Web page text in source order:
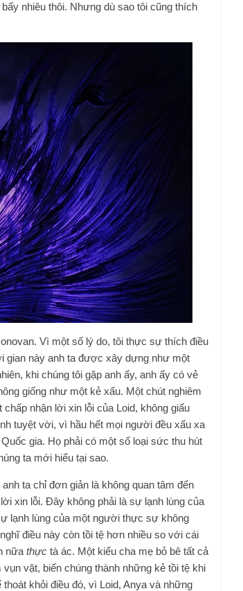
nhiêu thôi. Nhưng dù sao tôi cũng thích
Vì một số lý do, tôi thực sự thích điều
gian này anh ta được xây dựng như một
khi chúng tôi gặp anh ấy, anh ấy có vẻ
giống như một kẻ xấu. Một chút nghiêm
nhận lời xin lỗi của Loid, không giấu
tuyệt vời, vì hầu hết mọi người đều xấu xa
gia. Họ phải có một số loại sức thu hút
ta mới hiểu tại sao.
ta chỉ đơn giản là không quan tâm đến
xin lỗi. Đây không phải là sự lạnh lùng của
lạnh lùng của một người thực sự không
điều này còn tồi tệ hơn nhiều so với cái
nữa thực tà ác. Một kiểu cha mẹ bỏ bê tất cả
vặt, biến chúng thành những kẻ tồi tệ khi
khỏi điều đó, vì Loid, Anya và những